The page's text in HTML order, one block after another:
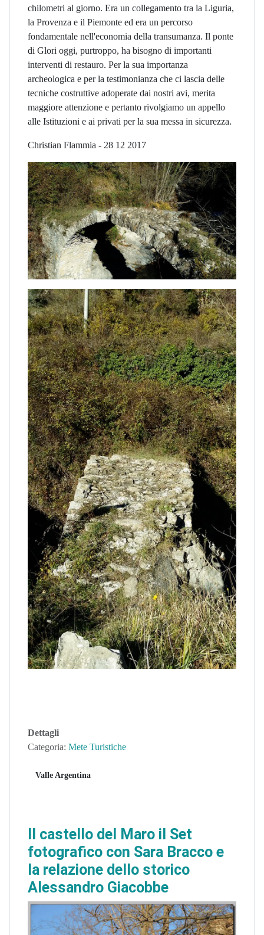
chilometri al giorno. Era un collegamento tra la Liguria,
la Provenza e il Piemonte ed era un percorso
fondamentale nell'economia della transumanza. Il ponte
di Glori oggi, purtroppo, ha bisogno di importanti
interventi di restauro. Per la sua importanza
archeologica e per la testimonianza che ci lascia delle
tecniche costruttive adoperate dai nostri avi, merita
maggiore attenzione e pertanto rivolgiamo un appello
alle Istituzioni e ai privati per la sua messa in sicurezza.
Christian Flammia - 28 12 2017
Dettagli
Categoria: Mete Turistiche
Valle Argentina
Il castello del Maro il Set
fotografico con Sara Bracco e
la relazione dello storico
Alessandro Giacobbe